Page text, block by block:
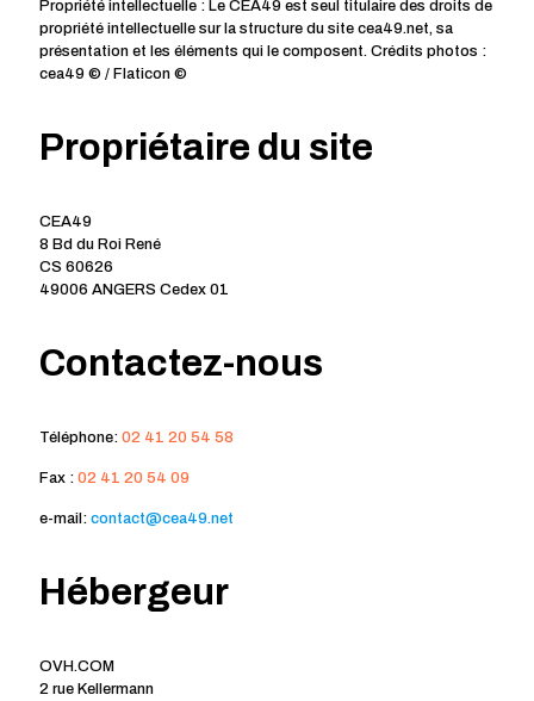
Propriété intellectuelle : Le CEA49 est seul titulaire des droits de
propriété intellectuelle sur la structure du site cea49.net, sa
présentation et les éléments qui le composent. Crédits photos :
cea49 © / Flaticon ©
Propriétaire du site
CEA49
8 Bd du Roi René
CS 60626
49006 ANGERS Cedex 01
Contactez-nous
Téléphone: 02 41 20 54 58
Fax : 02 41 20 54 09
e-mail: contact@cea49.net
Hébergeur
OVH.COM
2 rue Kellermann